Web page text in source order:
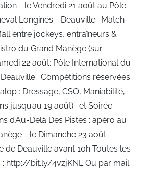
- le Vendredi 21 août au Pôle
Longines - Deauville : Match
entre jockeys, entraîneurs &
du Grand Manège (sur
22 août: Pôle International du
: Compétitions réservées
: Dressage, CSO, Maniabilité,
jusqu’au 19 août) -et Soirée
d’Au-Delà Des Pistes : apéro au
- le Dimanche 23 août :
de Deauville avant 10h Toutes les
: http://bit.ly/4vzjKNL Ou par mail